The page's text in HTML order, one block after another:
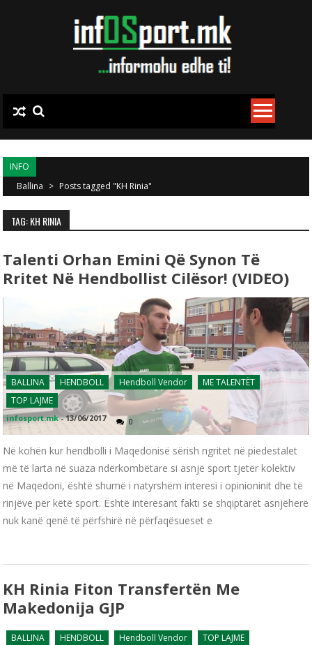
INFO
Ballina > Posts tagged "KH Rinia"
TAG: KH RINIA
Talenti Orhan Emini Që Synon Të
Rritet Në Hendbollist Cilësor! (VIDEO)
BALLINA HENDBOLL Hendboll Vendor
ME TALENTËT
TOP LAJME
infosport.mk -13/06/2017 0
Në kohën kur hendbolli i Maqedonisë sërish ngritet në piedestalet
më të larta në suaza ndërkombëtare si asnjë sport tjetër kolektiv
në Maqedoni, është shumë i natyrshëm interesi i opinioninit dhe të
rinjëve për këtë sport. Është interesant fakti se shqiptarët asnjëherë
nuk kanë qenë të përfshirë në përfaqësueset e
KH Rinia Fiton Transfertën Me
Makedonija GJP
BALLINA HENDBOLL Hendboll Vendor TOP LAJME